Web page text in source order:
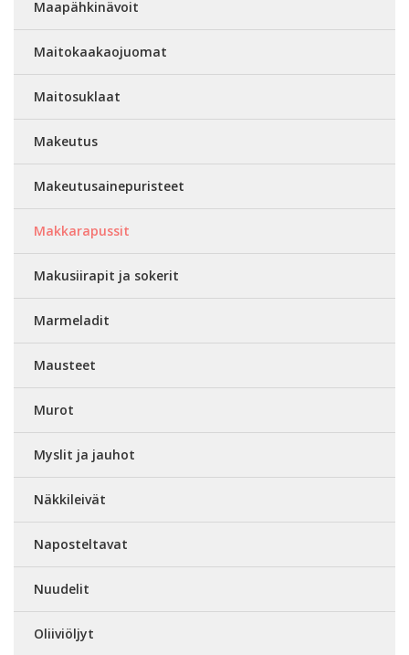
Maapähkinävoit
Maitokaakaojuomat
Maitosuklaat
Makeutus
Makeutusainepuristeet
Makkarapussit
Makusiirapit ja sokerit
Marmeladit
Mausteet
Murot
Myslit ja jauhot
Näkkileivät
Naposteltavat
Nuudelit
Oliiviöljyt